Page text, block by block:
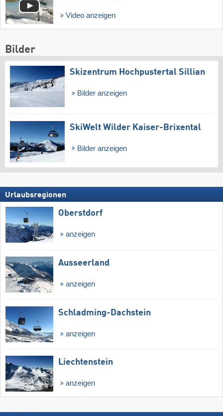
Video anzeigen
Bilder
Skizentrum Hochpustertal Sillian
Bilder anzeigen
SkiWelt Wilder Kaiser-Brixental
Bilder anzeigen
Urlaubsregionen
Oberstdorf
anzeigen
Ausseerland
anzeigen
Schladming-Dachstein
anzeigen
Liechtenstein
anzeigen